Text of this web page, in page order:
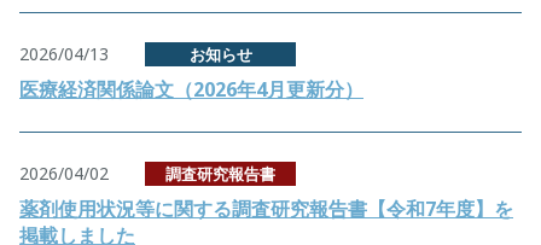
2026/04/13 お知らせ
医療経済関係論文（2026年4月更新分）
2026/04/02 調査研究報告書
薬剤使用状況等に関する調査研究報告書【令和7年度】を
掲載しました